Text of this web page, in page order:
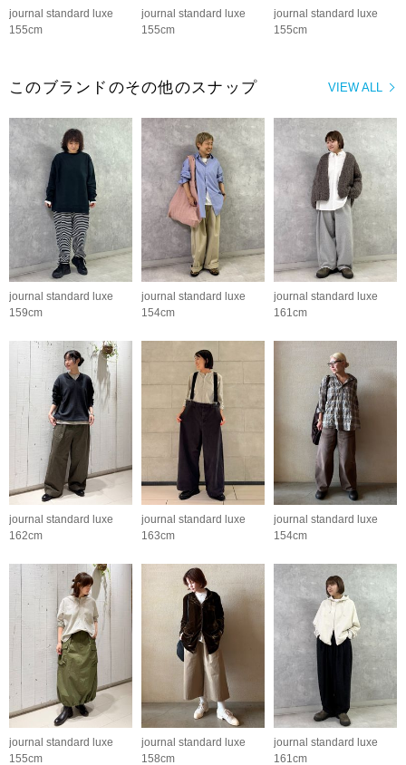
journal standard luxe
155cm
journal standard luxe
155cm
journal standard luxe
155cm
VIEW ALL
このブランドのその他のスナップ
journal standard luxe
159cm
journal standard luxe
154cm
journal standard luxe
161cm
journal standard luxe
162cm
journal standard luxe
163cm
journal standard luxe
154cm
journal standard luxe
155cm
journal standard luxe
158cm
journal standard luxe
161cm